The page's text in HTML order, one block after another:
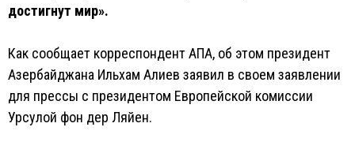
достигнут мир».
Как сообщает корреспондент АПА, об этом президент
Азербайджана Ильхам Алиев заявил в своем заявлении
для прессы с президентом Европейской комиссии
Урсулой фон дер Ляйен.